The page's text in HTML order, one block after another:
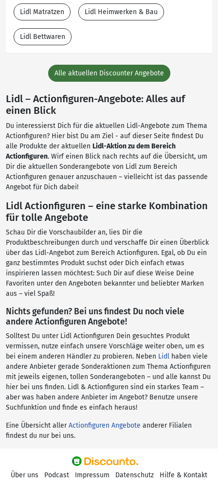
Lidl Matratzen Lidl Heimwerken & Bau
Lidl Bettwaren
Alle aktuellen Discounter Angebote
Lidl – Actionfiguren-Angebote: Alles auf
einen Blick
Du interessierst Dich für die aktuellen Lidl-Angebote zum Thema
Actionfiguren? Hier bist Du am Ziel - auf dieser Seite findest Du
alle Produkte der aktuellen Lidl-Aktion zu dem Bereich
Actionfiguren. Wirf einen Blick nach rechts auf die Übersicht, um
Dir die aktuellen Sonderangebote von Lidl zum Bereich
Actionfiguren genauer anzuschauen – vielleicht ist das passende
Angebot für Dich dabei!
Lidl Actionfiguren – eine starke Kombination
für tolle Angebote
Schau Dir die Vorschaubilder an, lies Dir die
Produktbeschreibungen durch und verschaffe Dir einen Überblick
über das Lidl-Angebot zum Bereich Actionfiguren. Egal, ob Du ein
ganz bestimmtes Produkt suchst oder Dich einfach etwas
inspirieren lassen möchtest: Such Dir auf diese Weise Deine
Favoriten unter den Angeboten bekannter und beliebter Marken
aus – viel Spaß!
Nichts gefunden? Bei uns findest Du noch viele
andere Actionfiguren Angebote!
Solltest Du unter Lidl Actionfiguren Dein gesuchtes Produkt
vermissen, nutze einfach unsere Vorschläge weiter oben, um es
bei einem anderen Händler zu probieren. Neben Lidl haben viele
andere Anbieter gerade Sonderaktionen zum Thema Actionfiguren
mit jeweils eigenen, tollen Sonderangeboten – und alle kannst Du
hier bei uns finden. Lidl & Actionfiguren sind ein starkes Team –
aber was haben andere Anbieter im Angebot? Benutze unsere
Suchfunktion und finde es einfach heraus!
Eine Übersicht allerActionfiguren Angebote anderer Filialen
findest du nur bei uns.
Über uns Podcast Impressum Datenschutz Hilfe & Kontakt